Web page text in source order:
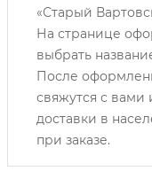
«Старый
На странице
выбрать
После
свяжутся с вами
доставки в
при заказе.